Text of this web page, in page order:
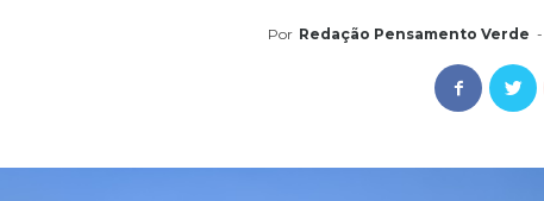
Por Redação Pensamento Verde -